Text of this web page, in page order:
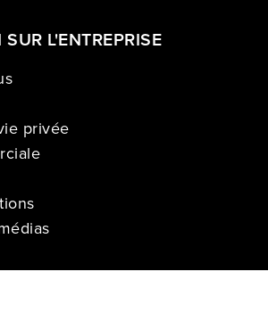
L'ENTREPRISE
privée